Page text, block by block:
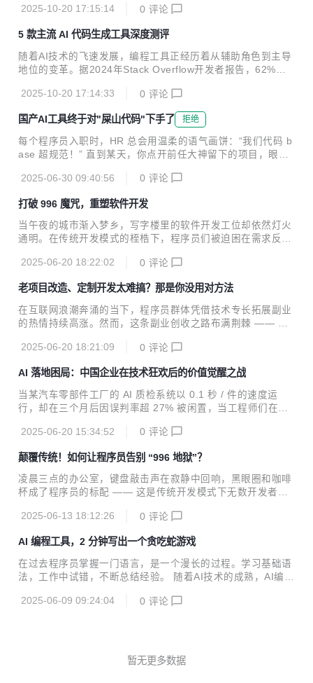
单管理系统展开了为期两周的实战测试。结果令人瞩目：AI生
码，部分模块开发周期大幅缩减70%。本文将通过真实案例，
深度剖析AI代码的非凡实力。 一、空指针防御：AI的“零容忍”
策略 传统代码的“隐形炸弹” 在用户信息处理模块，传统开发
高 public String getUserName(User user) { ...
2025-10-20 17:15:14 0 评论
5 款主流 AI 代码生成工具深度测评
随着AI技术的飞速发展，编程工具正经历着从辅助角色到主导
地位的变革。据2024年Stack Overflow开发者报告，62%的
且功能趋同，如何挑选最适合自己的工具，成为开发者面临的
新课题。本文精心挑选了五款主流AI代码生成工具，从核心能
力、应用场景等维度进行深度剖析，为开发者提供选型指南。
一、飞算JavaAI：Java开发的全能助手 核心优势 智能需求解
析：通过自然语言交互，实现从需求分析到代码生成的全程自
付、配送等模块的代码，并支持实时调整需求。 一键生成完整
2025-10-20 17:14:33 0 评论
国产AI工具终于对"屎山代码"下手了 拒绝
每个程序员入职时，HR 总会用温柔的语气画饼：“我们代码 b
ase 超规范！” 直到某天，你点开前任大神留下的项目，眼前
“屎山代码” 的深渊。这些代码毫无结构可言，函数动辄上千
图理清逻辑，却像在玩一场没有尽头的解谜游戏，越深入越绝
望。每修改一处代码，就像在撬动屎山上的一块石头，随时可
能引发 “山体滑坡”，导致整个系统崩溃。 维护屎山代码的日
十，祈祷不要出现新的 Bug。当测试反馈问题时，你盯着屏幕
2025-06-30 09:40:56 0 评论
打破 996 魔咒，重塑软件开发
当午夜的城市渐入梦乡，写字楼里的软件开发工位却依然灯火
通明。在传统开发模式的桎梏下，程序员们被迫困在需求反复
07” 的工作节奏，让软件开发行业成为高压与疲惫的代名词。
为行业带来破局的曙光。 回溯传统软件开发流程，宛如一场充
满荆棘的艰辛跋涉。在需求分析阶段，业务方模糊的构想与开
发者严谨的技术思维难以精准对接。频繁的沟通会议、反复修
时变动而付诸东流。进入软件设计环节，接口设计的灵活性、
2025-06-20 18:22:02 0 评论
老项目改造、定制开发太难搞？那是你没用对方法
在互联网浪潮奔涌的当下，程序员群体凭借技术专长拓展副业
的热情持续高涨。然而，这条副业创收之路布满荆棘 —— 老
差万别，通用工具难以满足；开发过程不透明，沟通成本居高
步。飞算 JavaAI 的三大能力升级，宛如三把 “金钥匙”，精准
解锁困境，成为程序员副业创收的得力助手。 本地化智能分
析：破解老项目 “天书”，提速副业开发 当程序员接手副业项
涩的逻辑，如同迷宫般难以捉摸，传统人工逐行梳理的方式，
2025-06-20 18:21:09 0 评论
AI 落地困局：中国企业在技术狂欢后的价值觉醒之战
当某汽车零部件工厂的 AI 质检系统以 0.1 秒 / 件的速度运
行，却在三个月后因误判率超 27% 被闲置，当工程师们在服
被公开的行业切片，正揭示着中国企业 AI 转型进入深水区后
及技术架构、商业逻辑、组织基因的系统性重构。 技术金字塔
的基座崩塌： 从算力诅咒到数据熵增的底层困境 算力经济的
非对称博弈：在东莞某 PCB 制造厂的服务器机房里，8 台 A8
电量。更隐蔽的成本来自技术代差：英伟达 A100 的单精度算
2025-06-20 15:34:52 0 评论
颠覆传统！如何让程序员告别 “996 地狱”？
凌晨三点的办公室，键盘敲击声在寂静中回响，黑眼圈和咖啡
杯成了程序员的标配 —— 这是传统开发模式下无数开发者的
生，动辄数月的项目周期，让软件开发成了 “人间炼狱”。但现
能全自动生成完整项目代码，让传统开发模式彻底 “OUT”！
传统软件开发就像一场永无止境的 “噩梦马拉松”。需求分析阶
段，业务方天马行空的想象与开发者严谨的逻辑思维频频 “撞
案，上线前可能又被推翻，前期的大量时间全打了水漂。到了
2025-06-13 18:12:26 0 评论
AI 编程工具，2 分钟写出一个贪吃蛇游戏
在过去程序员掌握一门语言，是一个漫长的过程。学习基础语
法，工作中试错，不断总结经验。 随着AI技术的成熟，AI编程
员要实现某个功能，往往是先从技术网站下载代码，再进行一
值。 AI编程工具的出现，彻底改变了程序员的搬运，哦，不，
2025-06-09 09:24:04 0 评论
暂无更多数据